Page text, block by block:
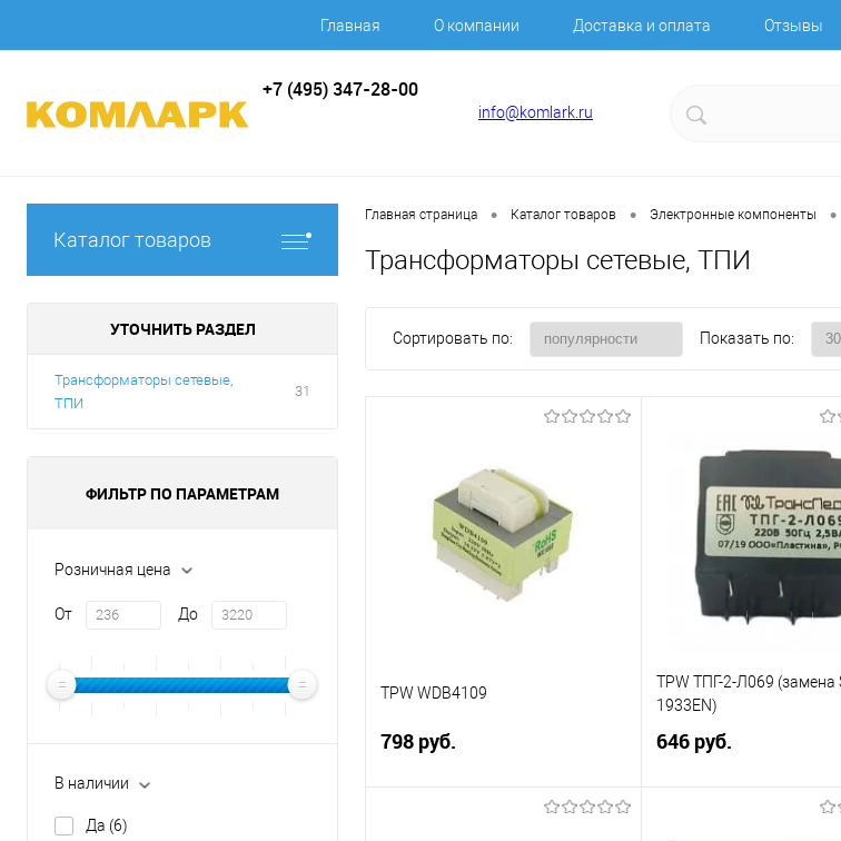
Главная О компании Доставка и оплата Отзывы
+7 (495) 347-28-00
info@komlark.ru
Каталог товаров
УТОЧНИТЬ РАЗДЕЛ
Трансформаторы сетевые,
ТПИ
31
ФИЛЬТР ПО ПАРАМЕТРАМ
Розничная цена
От До
В наличии
Да (6)
Главная страница • Каталог товаров • Электронные компоненты •
Трансформаторы сетевые, ТПИ
Сортировать по: Показать по:
TPW WDB4109
798 руб.
TPW ТПГ-2-Л069 (замена
1933EN)
646 руб.